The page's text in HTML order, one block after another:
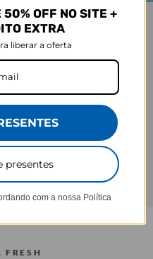
FRESH
50% OFF NO SITE +
EXTRA
liberar a oferta
presentes
com a nossa Política